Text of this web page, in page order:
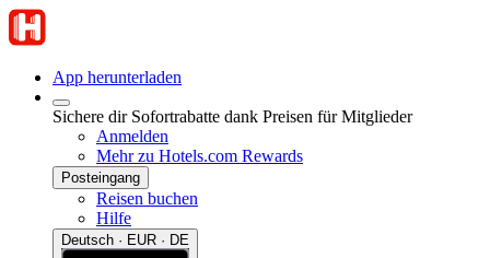
App herunterladen
Sichere dir Sofortrabatte dank Preisen für Mitglieder
Anmelden
Mehr zu Hotels.com Rewards
Posteingang
Reisen buchen
Hilfe
Deutsch · EUR · DE